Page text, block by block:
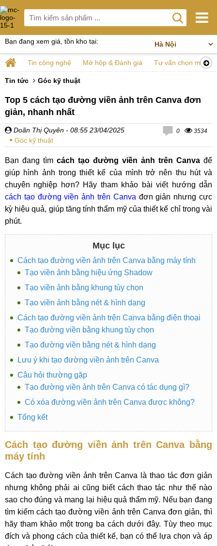
Bạn đang xem giá, tồn kho tại:
Tin công nghệ Mở hộp & Đánh giá Tư vấn chọn mua
Tin tức Góc kỹ thuật
Top 5 cách tạo đường viền ảnh trên Canva đơn
giản, nhanh nhất
Doãn Thị Quyên - 08:55 23/04/2025
Góc kỹ thuật
0 3534
Bạn đang tìm cách tạo đường viền ảnh trên Canva để
giúp hình ảnh trong thiết kế của mình trở nên thu hút và
chuyên nghiệp hơn? Hãy tham khảo bài viết hướng dẫn
cách tạo đường viền ảnh trên Canva đơn giản nhưng cực
kỳ hiệu quả, giúp tăng tính thẩm mỹ của thiết kế chỉ trong vài
phút.
Mục lục
Cách tạo đường viền ảnh trên Canva bằng máy tính
Tạo viền ảnh bằng hiệu ứng Shadow
Tạo viền ảnh bằng khung tùy chọn
Tạo viền ảnh bằng nét & hình dạng
Cách tạo đường viền ảnh trên Canva bằng điện thoại
Tạo đường viền bằng khung tùy chọn
Tạo đường viền bằng nét & hình dạng
Lưu ý khi tạo đường viền ảnh trên Canva
Câu hỏi thường gặp
Tạo đường viền ảnh trên Canva có tác dụng gì?
Có xóa đường viền ảnh trên Canva được không?
Tổng kết
Cách tạo đường viền ảnh trên Canva bằng
máy tính
Cách tạo đường viền ảnh trên Canva là thao tác đơn giản
nhưng không phải ai cũng biết cách thao tác như thế nào
sao cho đúng và mang lại hiệu quả thẩm mỹ. Nếu bạn đang
tìm kiếm cách tạo đường viền ảnh trên Canva đơn giản, thì
hãy tham khảo một trong ba cách dưới đây. Tùy theo mục
đích và phong cách của thiết kế, bạn có thể lựa chọn và áp